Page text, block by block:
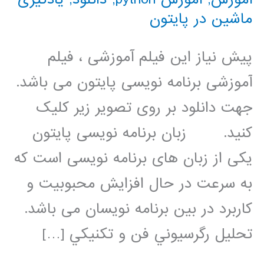
ماشین در پایتون
پیش نیاز این فیلم آموزشی ، فیلم
آموزشی برنامه نویسی پایتون می باشد.
جهت دانلود بر روی تصویر زیر کلیک
کنید. زبان برنامه نویسی پایتون
یکی از زبان های برنامه نویسی است که
به سرعت در حال افزایش محبوبیت و
کاربرد در بین برنامه نویسان می باشد.
تحليل رگرسيوني فن و تکنيکي […]